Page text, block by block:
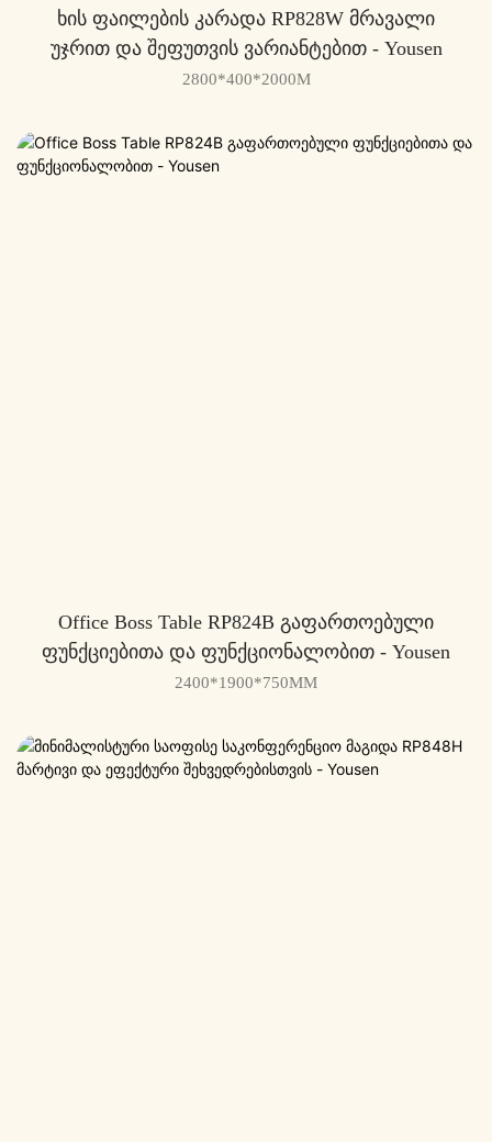
Ხის Ფაილების Კარადა RP828W Მრავალი
Უჯრით Და Შეფუთვის Ვარიანტებით - Yousen
2800*400*2000M
Office Boss Table RP824B Გაფართოებული
Ფუნქციებითა Და Ფუნქციონალობით - Yousen
2400*1900*750MM